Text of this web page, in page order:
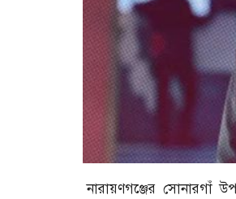
নারায়ণগঞ্জের সোনারগাঁ